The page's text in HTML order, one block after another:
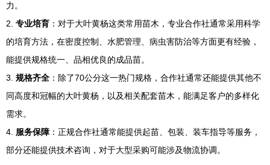
力。
2. 专业培育 ：对于大叶黄杨这类常用苗木，专业合作社通常采用科学
的培育方法，在密度控制、水肥管理、病虫害防治等方面更有经验，
能提供规格统一、品相优良的成品苗。
3. 规格齐全 ：除了70公分这一热门规格，合作社通常还能提供其他不
同高度和冠幅的大叶黄杨，以及相关配套苗木，能满足客户的多样化
需求。
4. 服务保障 ：正规合作社通常能提供起苗、包装、装车指导等服务，
部分还能提供技术咨询，对于大型采购可能涉及物流协调。